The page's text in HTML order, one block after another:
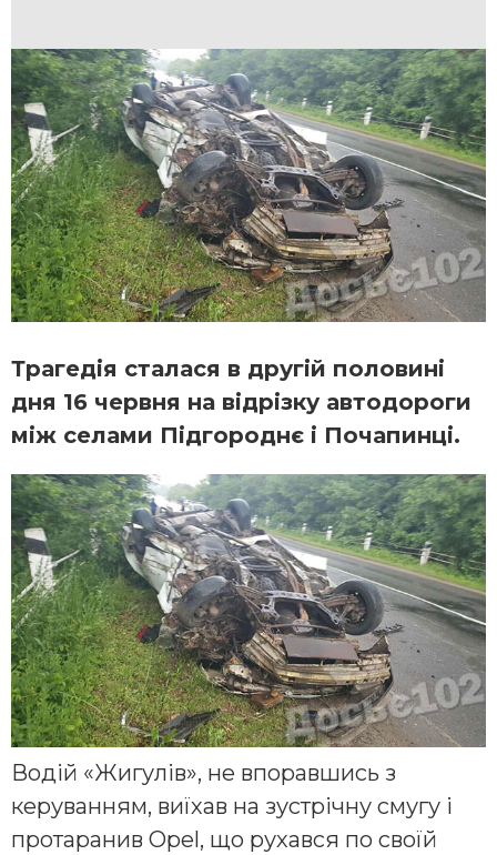
Трагедія сталася в другій половині
дня 16 червня на відрізку автодороги
між селами Підгороднє і Почапинці.
Водій «Жигулів», не впоравшись з
керуванням, виїхав на зустрічну смугу і
протаранив Opel, що рухався по своїй